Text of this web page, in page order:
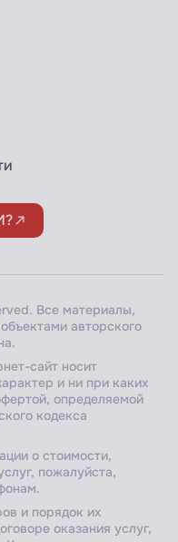
Все материалы,
авторского
сайт носит
и ни при каких
определяемой
кодекса
о стоимости,
пожалуйста,
и порядок их
оказания услуг,